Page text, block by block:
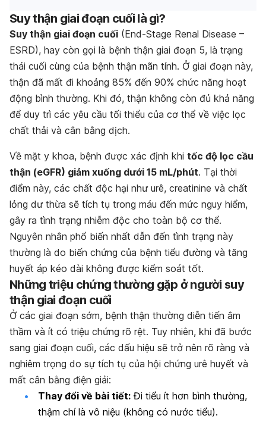
Suy thận giai đoạn cuối là gì?
Suy thận giai đoạn cuối (End-Stage Renal Disease –
ESRD), hay còn gọi là bệnh thận giai đoạn 5, là trạng
thái cuối cùng của bệnh thận mãn tính. Ở giai đoạn này,
thận đã mất đi khoảng 85% đến 90% chức năng hoạt
động bình thường. Khi đó, thận không còn đủ khả năng
để duy trì các yêu cầu tối thiểu của cơ thể về việc lọc
chất thải và cân bằng dịch.
Về mặt y khoa, bệnh được xác định khi tốc độ lọc cầu
thận (eGFR) giảm xuống dưới 15 mL/phút. Tại thời
điểm này, các chất độc hại như urê, creatinine và chất
lỏng dư thừa sẽ tích tụ trong máu đến mức nguy hiểm,
gây ra tình trạng nhiễm độc cho toàn bộ cơ thể.
Nguyên nhân phổ biến nhất dẫn đến tình trạng này
thường là do biến chứng của bệnh tiểu đường và tăng
huyết áp kéo dài không được kiểm soát tốt.
Những triệu chứng thường gặp ở người suy
thận giai đoạn cuối
Ở các giai đoạn sớm, bệnh thận thường diễn tiến âm
thầm và ít có triệu chứng rõ rệt. Tuy nhiên, khi đã bước
sang giai đoạn cuối, các dấu hiệu sẽ trở nên rõ ràng và
nghiêm trọng do sự tích tụ của hội chứng urê huyết và
mất cân bằng điện giải:
Thay đổi về bài tiết: Đi tiểu ít hơn bình thường,
thậm chí là vô niệu (không có nước tiểu).